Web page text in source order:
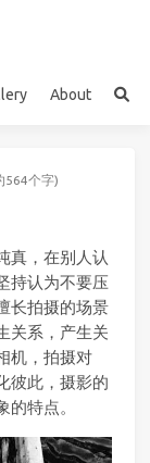
About
564个字)
真，在别人认
持认为不要压
长拍摄的场景
关系，产生关
机，拍摄对
彼此，摄影的
特点。